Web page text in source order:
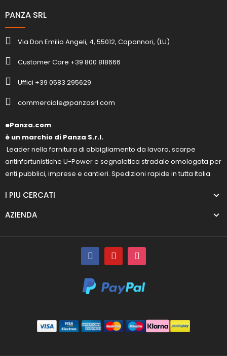
PANZA SRL
Via Don Emilio Angeli, 4, 55012, Capannori, (LU)
Customer Care +39 800 818666
Uffici +39 0583 295629
commerciale@panzasrl.com
ePanza.com
è un marchio di Panza S.r.l.
Leader nella fornitura di abbigliamento da lavoro, scarpe
antinfortunistiche U-Power e segnaletica stradale omologata per
enti pubblici, imprese e cantieri. Spedizioni rapide in tutta Italia.
I PIU CERCATI
AZIENDA